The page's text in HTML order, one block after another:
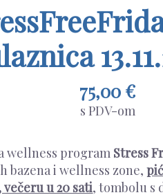
75,00 €
s PDV-om
wellness program Stress
bazena i wellness zone,
večeru u 20 sati, tombolu s